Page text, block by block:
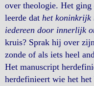
over theologie. Het
leerde dat het koninkrijk
iedereen door innerlijk
kruis? Sprak hij over
zonde of als iets heel
Het manuscript
herdefinieert wie het het